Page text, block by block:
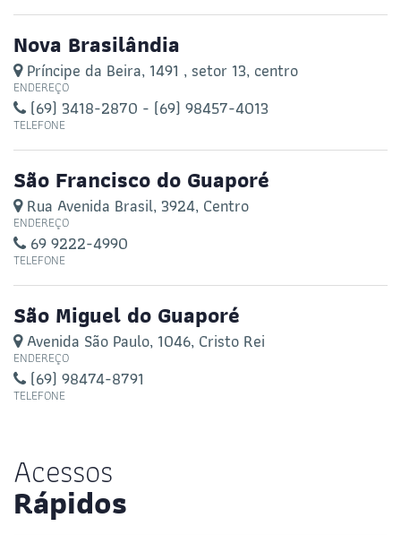
Nova Brasilândia
Príncipe da Beira, 1491 , setor 13, centro
ENDEREÇO
(69) 3418-2870 - (69) 98457-4013
TELEFONE
São Francisco do Guaporé
Rua Avenida Brasil, 3924, Centro
ENDEREÇO
69 9222-4990
TELEFONE
São Miguel do Guaporé
Avenida São Paulo, 1046, Cristo Rei
ENDEREÇO
(69) 98474-8791
TELEFONE
Acessos
Rápidos